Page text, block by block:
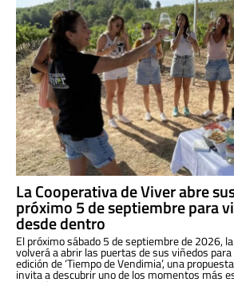
La Cooperativa de Viver abre
próximo 5 de septiembre para
desde dentro
El próximo sábado 5 de septiembre de 2026,
volverá a abrir las puertas de sus viñedos
edición de ‘Tiempo de Vendimia’, una
invita a descubrir uno de los momentos más